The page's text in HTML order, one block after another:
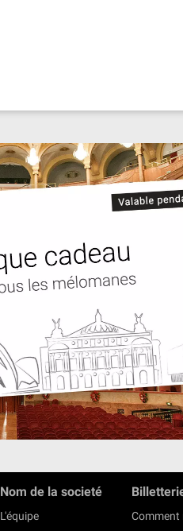
Nom de la societé
L'équipe Comment